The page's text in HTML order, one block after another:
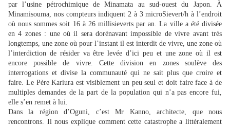
par l’usine pétrochimique de Minamata au sud-ouest du Japon. À
Minamisouma, nos compteurs indiquent 2 à 3 microSievert/h à l’endroit
où nous sommes soit 16 à 26 millisieverts par an. La ville a été divisée
en 4 zones : une où il sera dorénavant impossible de vivre avant très
longtemps, une zone où pour l’instant il est interdit de vivre, une zone où
l’interdiction de résider va être levée d’ici peu et une zone où il est
encore possible de vivre. Cette division en zones soulève des
interrogations et divise la communauté qui ne sait plus que croire et
faire. Le Père Kariura est visiblement un peu seul et doit faire face à de
multiples demandes de la part de la population qui n’a pas encore fui,
elle s’en remet à lui.
Dans la région d’Oguni, c’est Mr Kanno, architecte, que nous
rencontrons. Il nous explique comment cette catastrophe a littéralement